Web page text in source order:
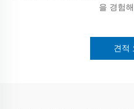
을 경험
견적